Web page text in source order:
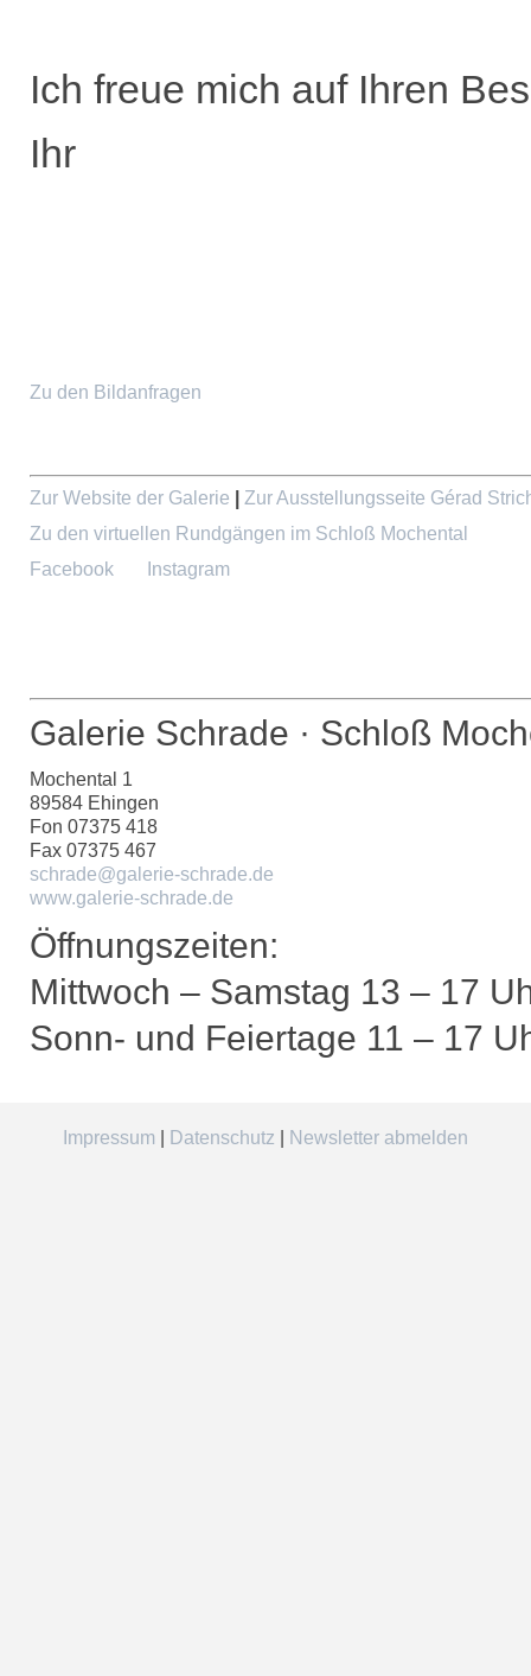
Ich freue mich auf Ihren
Ihr
Zu den Bildanfragen
Zur Website der Galerie
Zur Ausstellungsseite Gérad
Zu den virtuellen Rundgängen im Schloß Mochental
Facebook
Instagram
Galerie Schrade · Schloß
Mochental 1
89584 Ehingen
Fon 07375 418
Fax 07375 467
schrade@galerie-schrade.de
www.galerie-schrade.de
Öffnungszeiten:
Mittwoch – Samstag 13 – 17
Sonn- und Feiertage 11 – 17
Impressum Datenschutz Newsletter abmelden